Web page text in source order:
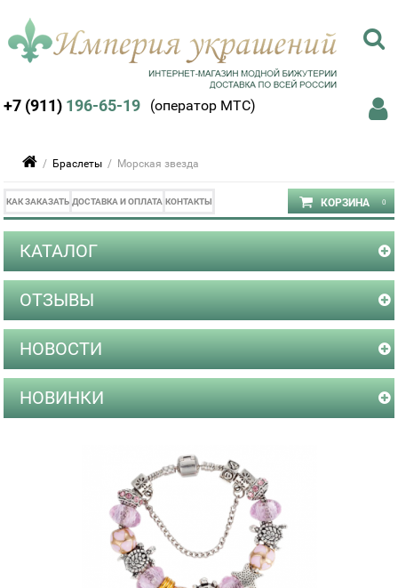
+7 (911) 196-65-19 (оператор МТС)
/ Браслеты / Морская звезда
КАК ЗАКАЗАТЬ ДОСТАВКА И ОПЛАТА КОНТАКТЫ
КАТАЛОГ
ОТЗЫВЫ
НОВОСТИ
НОВИНКИ